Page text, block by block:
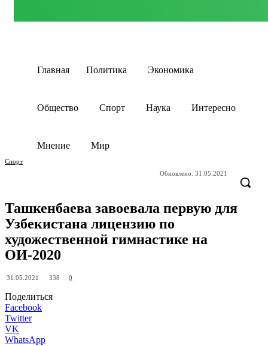
Главная Политика Экономика
Общество Спорт Наука Интересно
Мнение Мир
Спорт
Обновлено: 31.05.2021
Ташкенбаева завоевала первую для
Узбекистана лицензию по
художественной гимнастике на
ОИ-2020
31.05.2021 338 0
Поделиться
Facebook
Twitter
VK
WhatsApp